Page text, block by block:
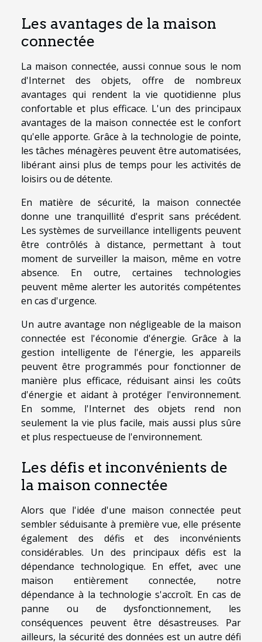
Les avantages de la maison
connectée
La maison connectée, aussi connue sous le nom
d'Internet des objets, offre de nombreux
avantages qui rendent la vie quotidienne plus
confortable et plus efficace. L'un des principaux
avantages de la maison connectée est le confort
qu'elle apporte. Grâce à la technologie de pointe,
les tâches ménagères peuvent être automatisées,
libérant ainsi plus de temps pour les activités de
loisirs ou de détente.
En matière de sécurité, la maison connectée
donne une tranquillité d'esprit sans précédent.
Les systèmes de surveillance intelligents peuvent
être contrôlés à distance, permettant à tout
moment de surveiller la maison, même en votre
absence. En outre, certaines technologies
peuvent même alerter les autorités compétentes
en cas d'urgence.
Un autre avantage non négligeable de la maison
connectée est l'économie d'énergie. Grâce à la
gestion intelligente de l'énergie, les appareils
peuvent être programmés pour fonctionner de
manière plus efficace, réduisant ainsi les coûts
d'énergie et aidant à protéger l'environnement.
En somme, l'Internet des objets rend non
seulement la vie plus facile, mais aussi plus sûre
et plus respectueuse de l'environnement.
Les défis et inconvénients de
la maison connectée
Alors que l'idée d'une maison connectée peut
sembler séduisante à première vue, elle présente
également des défis et des inconvénients
considérables. Un des principaux défis est la
dépendance technologique. En effet, avec une
maison entièrement connectée, notre
dépendance à la technologie s'accroît. En cas de
panne ou de dysfonctionnement, les
conséquences peuvent être désastreuses. Par
ailleurs, la sécurité des données est un autre défi